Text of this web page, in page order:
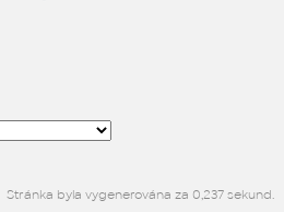
Stránka byla vygenerována za 0,237 sekund.